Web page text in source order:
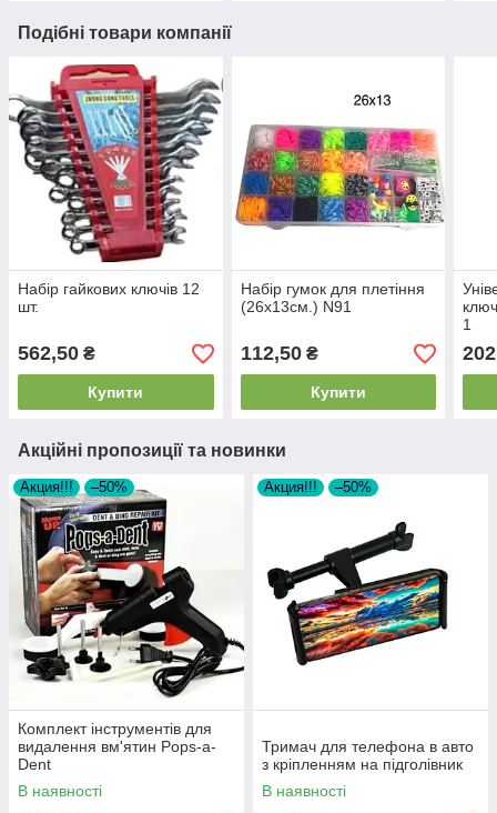
Подібні товари компанії
Набір гайкових ключів 12
шт.
562,50 ₴
Купити
Набір гумок для плетіння
(26х13см.) N91
112,50₴
Купити
1
Акційні пропозиції та новинки
Акция!!! –50%
Комплект інструментів для
видалення вм'ятин Pops-a-
Dent
В наявності
Акция!!! –50%
Тримач для телефона в авто
з кріпленням на підголівник
В наявності